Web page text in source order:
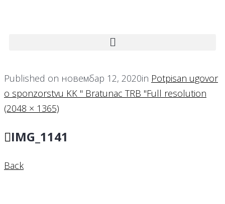
Published on новембар 12, 2020in Potpisan ugovor
o sponzorstvu KK " Bratunac TRB "Full resolution
(2048 × 1365)
IMG_1141
Back